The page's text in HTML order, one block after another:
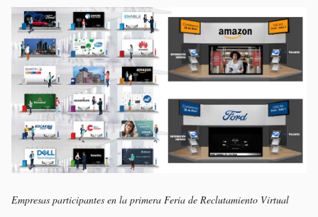
Empresas participantes en la primera Feria de Reclutamiento Virtual